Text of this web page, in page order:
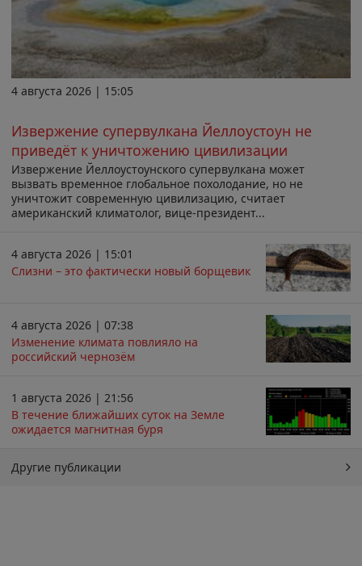
4 августа 2026 | 15:05
Извержение супервулкана Йеллоустоун не
приведёт к уничтожению цивилизации
Извержение Йеллоустоунского супервулкана может
вызвать временное глобальное похолодание, но не
уничтожит современную цивилизацию, считает
американский климатолог, вице-президент...
4 августа 2026 | 15:01
Слизни – это фактически новый борщевик
4 августа 2026 | 07:38
Изменение климата повлияло на
российский чернозём
1 августа 2026 | 21:56
В течение ближайших суток на Земле
ожидается магнитная буря
Другие публикации